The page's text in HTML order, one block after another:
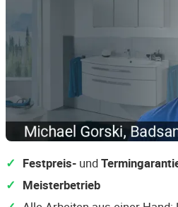
Festpreis- und
Meisterbetrieb